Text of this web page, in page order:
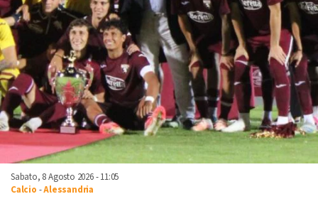
Sabato, 8 Agosto 2026 - 11:05
Calcio -Alessandria